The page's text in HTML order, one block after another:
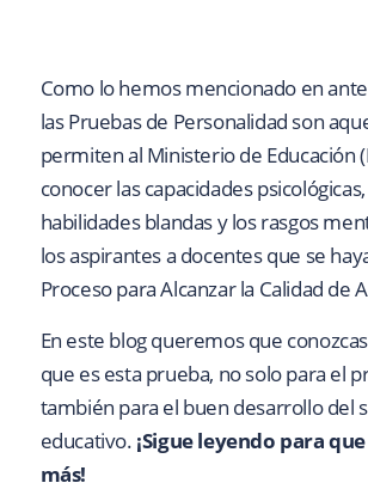
Como lo hemos mencionado en
las Pruebas de Personalidad son
permiten al Ministerio de Educación
conocer las capacidades
habilidades blandas y los rasgos
los aspirantes a docentes que se
Proceso para Alcanzar la Calidad de
En este blog queremos que
que es esta prueba, no solo para el
también para el buen desarrollo del
educativo. ¡Sigue leyendo para
más!